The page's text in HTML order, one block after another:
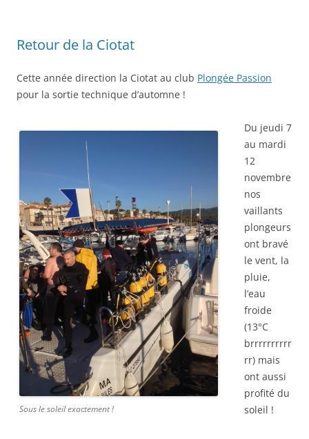
Retour de la Ciotat
Cette année direction la Ciotat au club Plongée Passion
pour la sortie technique d’automne !
Sous le soleil exactement !
Du jeudi 7
au mardi
12
novembre
nos
vaillants
plongeurs
ont bravé
le vent, la
pluie,
l’eau
froide
(13°C
brrrrrrrrrr
rr) mais
ont aussi
profité du
soleil !